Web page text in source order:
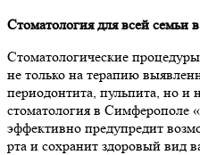
Стоматология для всей семьи
Стоматологические
не только на терапию
периодонтита, пульпита, но и
стоматология в Симферополе
эффективно предупредит
рта и сохранит здоровый вид